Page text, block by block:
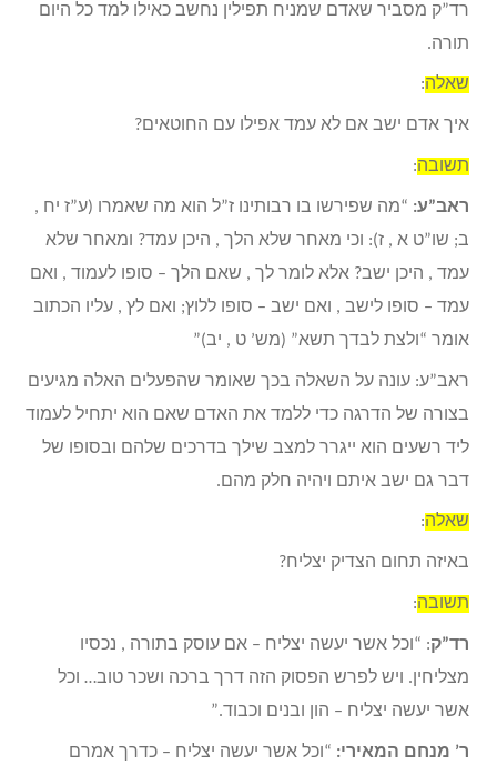
רד”ק מסביר שאדם שמניח תפילין נחשב כאילו למד כל היום
תורה.
שאלה:
איך אדם ישב אם לא עמד אפילו עם החוטאים?
תשובה:
ראב”ע: “מה שפירשו בו רבותינו ז”ל הוא מה שאמרו (ע”ז יח ,
ב; שו”ט א , ז): וכי מאחר שלא הלך , היכן עמד? ומאחר שלא
עמד , היכן ישב? אלא לומר לך , שאם הלך – סופו לעמוד , ואם
עמד – סופו לישב , ואם ישב – סופו ללוץ; ואם לץ , עליו הכתוב
אומר “ולצת לבדך תשא” (מש’ ט , יב)”
ראב”ע: עונה על השאלה בכך שאומר שהפעלים האלה מגיעים
בצורה של הדרגה כדי ללמד את האדם שאם הוא יתחיל לעמוד
ליד רשעים הוא ייגרר למצב שילך בדרכים שלהם ובסופו של
דבר גם ישב איתם ויהיה חלק מהם.
שאלה:
באיזה תחום הצדיק יצליח?
תשובה:
רד”ק: “וכל אשר יעשה יצליח – אם עוסק בתורה , נכסיו
מצליחין. ויש לפרש הפסוק הזה דרך ברכה ושכר טוב… וכל
אשר יעשה יצליח – הון ובנים וכבוד.”
ר’ מנחם המאירי: “וכל אשר יעשה יצליח – כדרך אמרם